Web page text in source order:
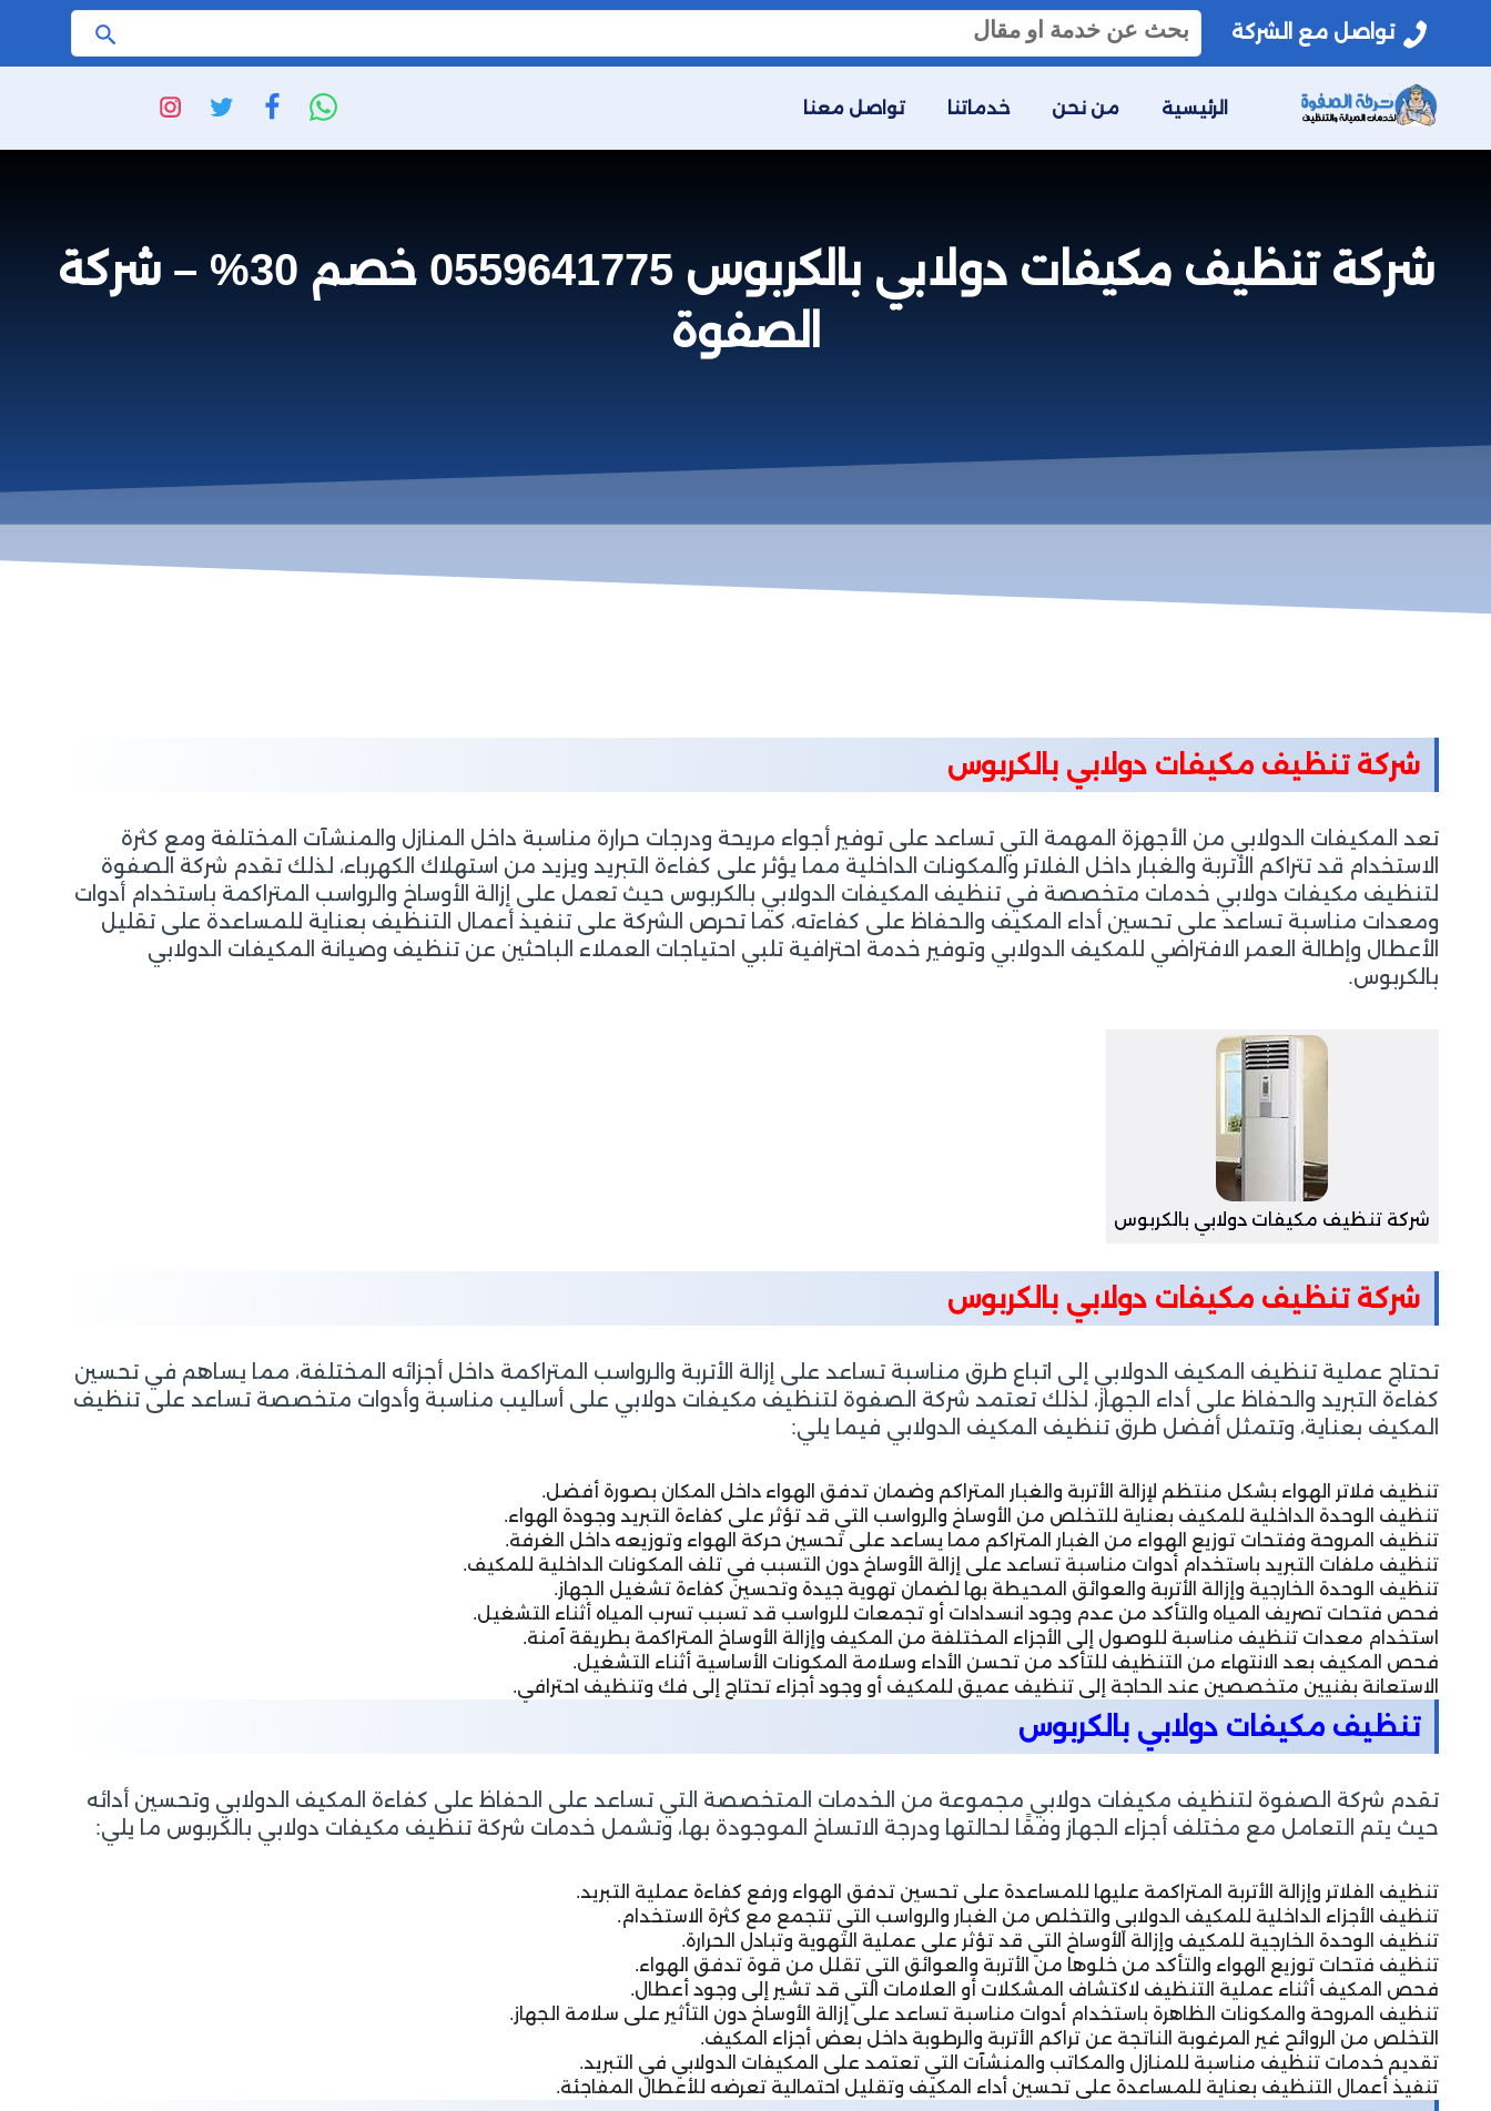
تواصل مع الشركة
البحث
عن:
الرئيسية من نحن خدماتنا تواصل معنا
شركة تنظيف مكيفات دولابي بالكربوس 0559641775 خصم 30% – شركة
الصفوة
شركة تنظيف مكيفات دولابي بالكربوس
تعد المكيفات الدولابي من الأجهزة المهمة التي تساعد على توفير أجواء مريحة ودرجات حرارة مناسبة داخل المنازل والمنشآت المختلفة ومع كثرة
الاستخدام قد تتراكم الأتربة والغبار داخل الفلاتر والمكونات الداخلية مما يؤثر على كفاءة التبريد ويزيد من استهلاك الكهرباء، لذلك تقدم شركة الصفوة
لتنظيف مكيفات دولابي خدمات متخصصة في تنظيف المكيفات الدولابي بالكربوس حيث تعمل على إزالة الأوساخ والرواسب المتراكمة باستخدام أدوات
ومعدات مناسبة تساعد على تحسين أداء المكيف والحفاظ على كفاءته، كما تحرص الشركة على تنفيذ أعمال التنظيف بعناية للمساعدة على تقليل
الأعطال وإطالة العمر الافتراضي للمكيف الدولابي وتوفير خدمة احترافية تلبي احتياجات العملاء الباحثين عن تنظيف وصيانة المكيفات الدولابي
بالكربوس.
شركة تنظيف مكيفات دولابي بالكربوس
شركة تنظيف مكيفات دولابي بالكربوس
تحتاج عملية تنظيف المكيف الدولابي إلى اتباع طرق مناسبة تساعد على إزالة الأتربة والرواسب المتراكمة داخل أجزائه المختلفة، مما يساهم في تحسين
كفاءة التبريد والحفاظ على أداء الجهاز، لذلك تعتمد شركة الصفوة لتنظيف مكيفات دولابي على أساليب مناسبة وأدوات متخصصة تساعد على تنظيف
المكيف بعناية، وتتمثل أفضل طرق تنظيف المكيف الدولابي فيما يلي:
تنظيف فلاتر الهواء بشكل منتظم لإزالة الأتربة والغبار المتراكم وضمان تدفق الهواء داخل المكان بصورة أفضل.
تنظيف الوحدة الداخلية للمكيف بعناية للتخلص من الأوساخ والرواسب التي قد تؤثر على كفاءة التبريد وجودة الهواء.
تنظيف المروحة وفتحات توزيع الهواء من الغبار المتراكم مما يساعد على تحسين حركة الهواء وتوزيعه داخل الغرفة.
تنظيف ملفات التبريد باستخدام أدوات مناسبة تساعد على إزالة الأوساخ دون التسبب في تلف المكونات الداخلية للمكيف.
تنظيف الوحدة الخارجية وإزالة الأتربة والعوائق المحيطة بها لضمان تهوية جيدة وتحسين كفاءة تشغيل الجهاز.
فحص فتحات تصريف المياه والتأكد من عدم وجود انسدادات أو تجمعات للرواسب قد تسبب تسرب المياه أثناء التشغيل.
استخدام معدات تنظيف مناسبة للوصول إلى الأجزاء المختلفة من المكيف وإزالة الأوساخ المتراكمة بطريقة آمنة.
فحص المكيف بعد الانتهاء من التنظيف للتأكد من تحسن الأداء وسلامة المكونات الأساسية أثناء التشغيل.
الاستعانة بفنيين متخصصين عند الحاجة إلى تنظيف عميق للمكيف أو وجود أجزاء تحتاج إلى فك وتنظيف احترافي.
تنظيف مكيفات دولابي بالكربوس
تقدم شركة الصفوة لتنظيف مكيفات دولابي مجموعة من الخدمات المتخصصة التي تساعد على الحفاظ على كفاءة المكيف الدولابي وتحسين أدائه
حيث يتم التعامل مع مختلف أجزاء الجهاز وفقًا لحالتها ودرجة الاتساخ الموجودة بها، وتشمل خدمات شركة تنظيف مكيفات دولابي بالكربوس ما يلي:
تنظيف الفلاتر وإزالة الأتربة المتراكمة عليها للمساعدة على تحسين تدفق الهواء ورفع كفاءة عملية التبريد.
تنظيف الأجزاء الداخلية للمكيف الدولابي والتخلص من الغبار والرواسب التي تتجمع مع كثرة الاستخدام.
تنظيف الوحدة الخارجية للمكيف وإزالة الأوساخ التي قد تؤثر على عملية التهوية وتبادل الحرارة.
تنظيف فتحات توزيع الهواء والتأكد من خلوها من الأتربة والعوائق التي تقلل من قوة تدفق الهواء.
فحص المكيف أثناء عملية التنظيف لاكتشاف المشكلات أو العلامات التي قد تشير إلى وجود أعطال.
تنظيف المروحة والمكونات الظاهرة باستخدام أدوات مناسبة تساعد على إزالة الأوساخ دون التأثير على سلامة الجهاز.
التخلص من الروائح غير المرغوبة الناتجة عن تراكم الأتربة والرطوبة داخل بعض أجزاء المكيف.
تقديم خدمات تنظيف مناسبة للمنازل والمكاتب والمنشآت التي تعتمد على المكيفات الدولابي في التبريد.
تنفيذ أعمال التنظيف بعناية للمساعدة على تحسين أداء المكيف وتقليل احتمالية تعرضه للأعطال المفاجئة.